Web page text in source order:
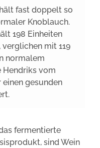
fast doppelt so
Knoblauch.
198 Einheiten
mit 119
normalem
Hendriks vom
einen gesunden
fermentierte
sind Wein